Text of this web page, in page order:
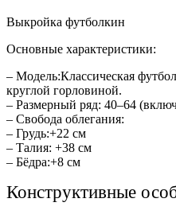
Выкройка футболкин
Основные характеристики:
– Модель:Классическая
круглой горловиной.
– Размерный ряд: 40–64
– Свобода облегания:
– Грудь:+22 см
– Талия: +38 см
– Бёдра:+8 см
Конструктивные